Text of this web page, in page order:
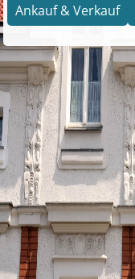
Ankauf & Verkauf